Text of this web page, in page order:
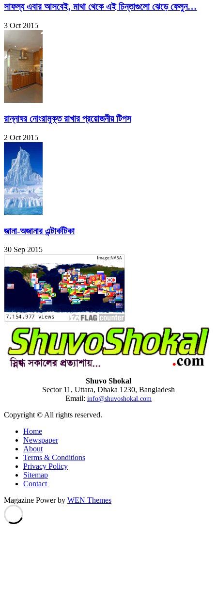
সাফল্য এবার আসবেই, মাথা থেকে এই চিন্তাগুলো ঝেড়ে ফেলুন…
3 Oct 2015
রান্নাঘর নোংরামুক্ত রাখার প্রয়োজনীয় টিপস
2 Oct 2015
জানা-অজানার এন্টার্কটিকা
30 Sep 2015
Shuvo Shokal
Sector 11, Uttara, Dhaka 1230, Bangladesh
Email: info@shuvoshokal.com
Copyright © All rights reserved.
Home
Newspaper
About
Terms & Conditions
Privacy Policy
Sitemap
Contact
Magazine Power by WEN Themes